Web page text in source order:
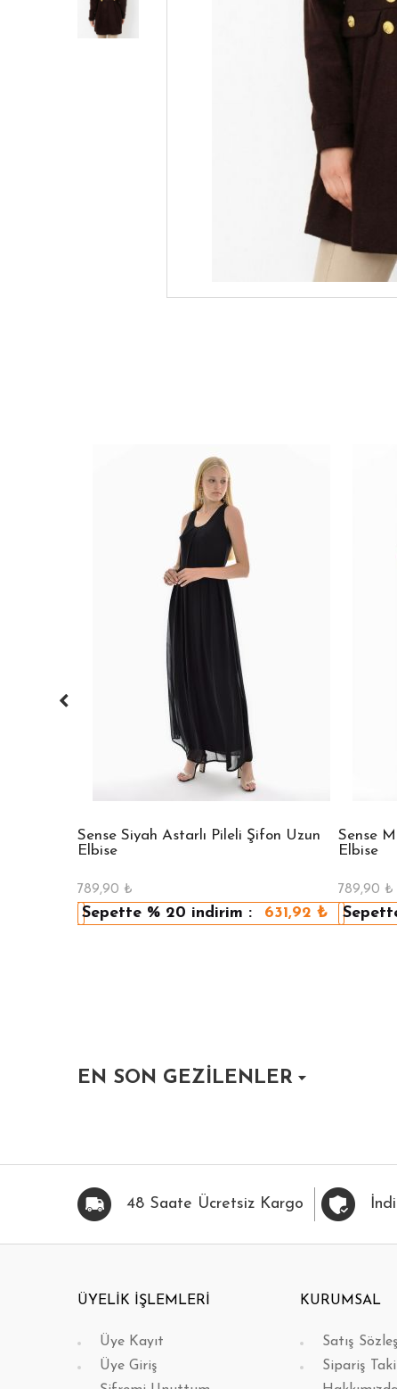
HIZLI BAK FAVORİLERİME EKLE HIZLI BAK
Sense Siyah Astarlı Pileli Şifon Uzun
Elbise
789,90 ₺
Sepette % 20 indirim : 631,92 ₺
Sense
Elbise
789,90 ₺
EN SON GEZİLENLER
48 Saate Ücretsiz Kargo
ÜYELİK İŞLEMLERİ
Üye Kayıt
Üye Giriş
KURUMSAL
Satış
Sipariş